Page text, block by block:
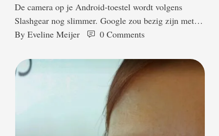
De camera op je Android-toestel wordt volgens
Slashgear nog slimmer. Google zou bezig zijn met
het combineren van de technologieën die gebruikt
voor je camera. Daarmee wordt het mogelijk
gemaakt om producten en objecten ter herkennen en
hier vervolgens op te zoeken. Als we de anonieme
By Eveline Meijer 0 Comments